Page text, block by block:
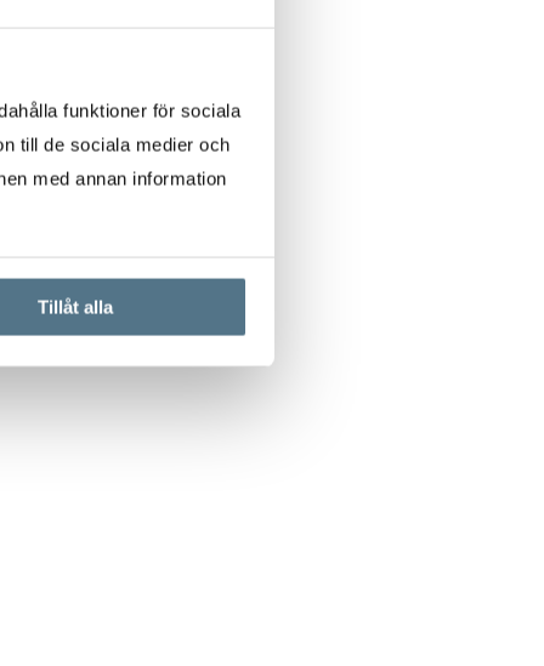
funktioner för sociala
till de sociala medier och
med annan information
Tillåt alla